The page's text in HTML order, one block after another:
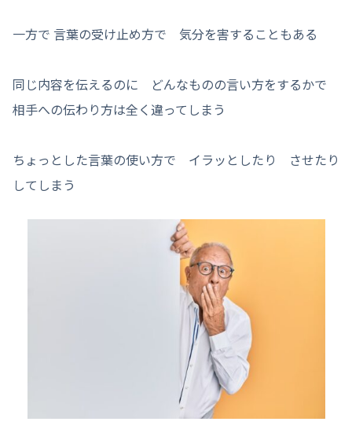
一方で 言葉の受け止め方で 気分を害することもある
同じ内容を伝えるのに どんなものの言い方をするかで
相手への伝わり方は全く違ってしまう
ちょっとした言葉の使い方で イラッとしたり させたり
してしまう